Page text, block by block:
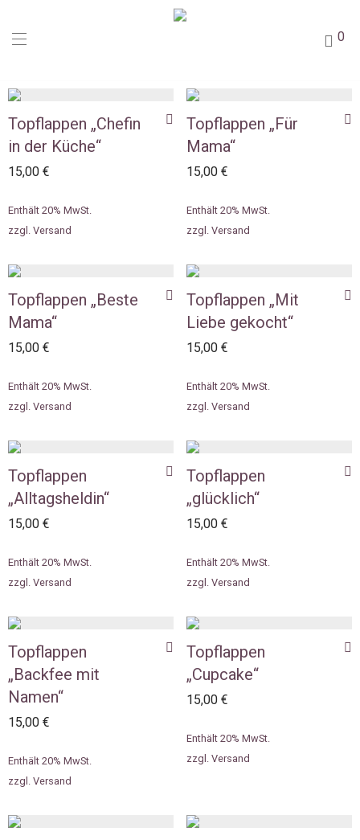
0
Topflappen „Chefin
in der Küche“
15,00 €
Enthält 20% MwSt.
zzgl. Versand
Topflappen „Für
Mama“
15,00 €
Enthält 20% MwSt.
zzgl. Versand
Topflappen „Beste
Mama“
15,00 €
Enthält 20% MwSt.
zzgl. Versand
Topflappen „Mit
Liebe gekocht“
15,00 €
Enthält 20% MwSt.
zzgl. Versand
Topflappen
„Alltagsheldin“
15,00 €
Enthält 20% MwSt.
zzgl. Versand
Topflappen
„glücklich“
15,00 €
Enthält 20% MwSt.
zzgl. Versand
Topflappen
„Backfee mit
Namen“
15,00 €
Enthält 20% MwSt.
zzgl. Versand
Topflappen
„Cupcake“
15,00 €
Enthält 20% MwSt.
zzgl. Versand